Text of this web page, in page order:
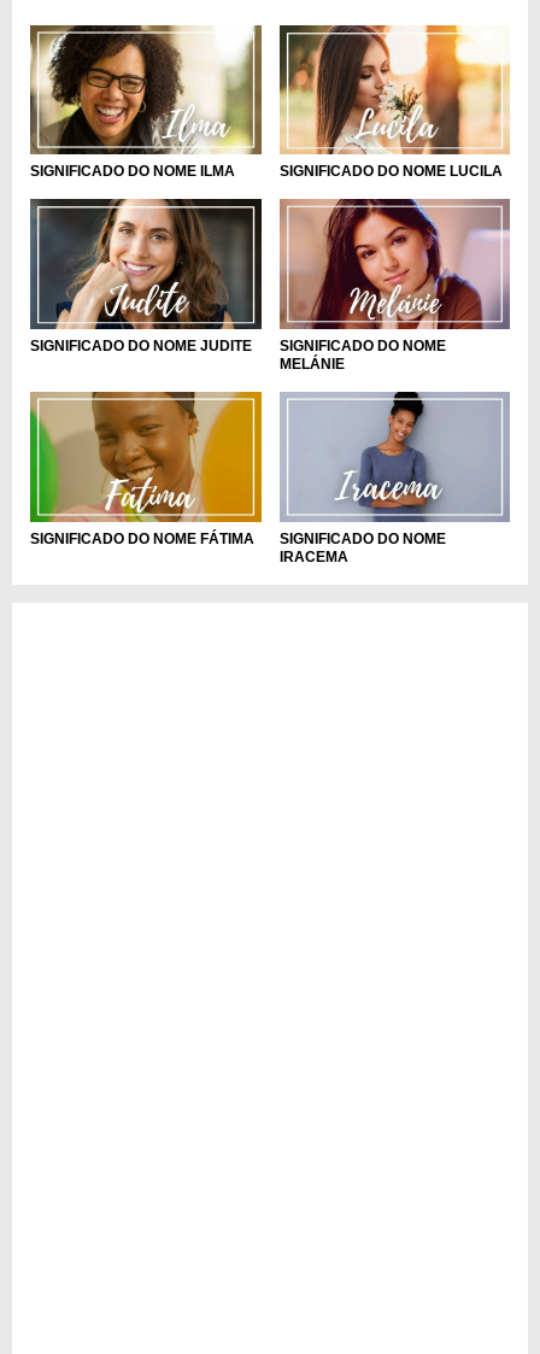
SIGNIFICADO DO NOME ILMA SIGNIFICADO DO NOME LUCILA
SIGNIFICADO DO NOME JUDITE
SIGNIFICADO DO NOME
MELÁNIE
SIGNIFICADO DO NOME FÁTIMA
SIGNIFICADO DO NOME
IRACEMA